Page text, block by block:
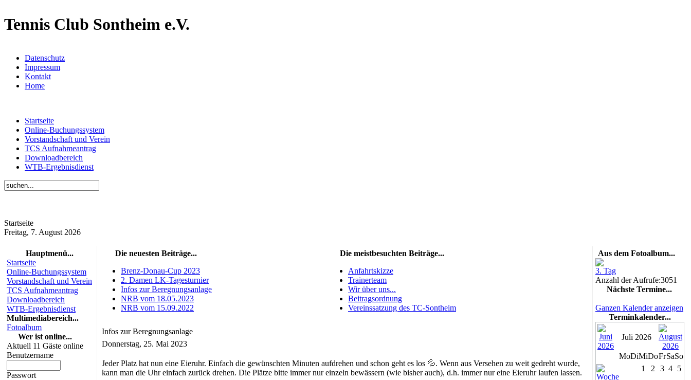
Tennis Club Sontheim e.V.
Datenschutz
Impressum
Kontakt
Home
Startseite
Online-Buchungssystem
Vorstandschaft und Verein
TCS Aufnahmeantrag
Downloadbereich
WTB-Ergebnisdienst
Startseite
Freitag, 7. August 2026
Hauptmenü...
Startseite
Online-Buchungssystem
Vorstandschaft und Verein
TCS Aufnahmeantrag
Downloadbereich
WTB-Ergebnisdienst
Multimediabereich...
Fotoalbum
Wer ist online...
Aktuell 11 Gäste online
Benutzername
Passwort
Die neuesten Beiträge...
Brenz-Donau-Cup 2023
2. Damen LK-Tagesturnier
Infos zur Beregnungsanlage
NRB vom 18.05.2023
NRB vom 15.09.2022
Die meistbesuchten Beiträge...
Anfahrtskizze
Trainerteam
Wir über uns...
Beitragsordnung
Vereinssatzung des TC-Sontheim
Infos zur Beregnungsanlage
Donnerstag, 25. Mai 2023
Jeder Platz hat nun eine Eieruhr. Einfach die gewünschten Minuten aufdrehen und schon geht es los 💦. Wenn aus Versehen zu weit gedreht wurde,
kann man die Uhr einfach zurück drehen. Die Plätze bitte immer nur einzeln bewässern (wie bisher auch), d.h. immer nur eine Eieruhr laufen lassen.
Aus dem Fotoalbum...
3. Tag
Anzahl der Aufrufe:3051
Nächste Termine...
Ganzen Kalender anzeigen
Terminkalender...
Juli 2026
MoDiMiDoFrSaSo
1
2 3 4 5